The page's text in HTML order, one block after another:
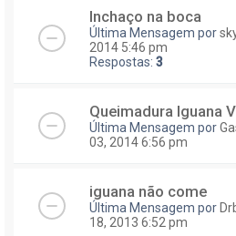
Inchaço na boca
Última Mensagem por
2014 5:46 pm
Respostas: 3
Queimadura Iguana
Última Mensagem por
03, 2014 6:56 pm
iguana não come
Última Mensagem por
18, 2013 6:52 pm